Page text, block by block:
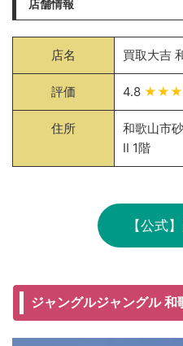
店舗情報
店名 買取大吉
評価 4.8
住所
和歌山市
Ⅱ 1階
【公式
ジャングルジャングル 和